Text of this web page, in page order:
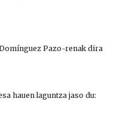
Pazo-renak dira
hauen laguntza jaso du: